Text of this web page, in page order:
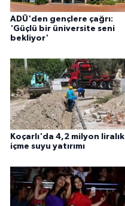
ADÜ'den gençlere çağrı:
'Güçlü bir üniversite seni
bekliyor'
Koçarlı'da 4,2 milyon liralık
içme suyu yatırımı